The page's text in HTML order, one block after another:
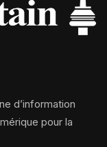
d’information
pour la